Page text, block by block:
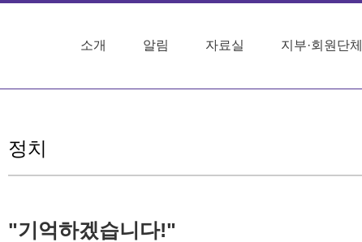
소개 알림 자료실 지부·회원단체
정치
"기억하겠습니다!"